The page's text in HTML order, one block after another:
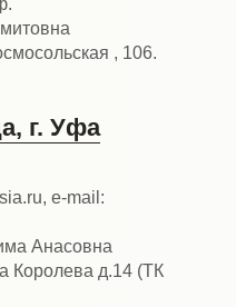
, 106.
г. Уфа
e-mail:
Анасовна
Королева д.14 (ТК